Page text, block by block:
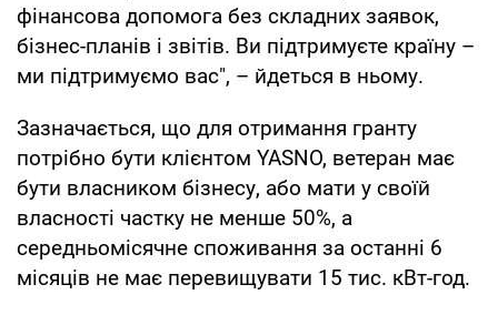
фінансова допомога без складних заявок,
бізнес-планів і звітів. Ви підтримуєте країну –
ми підтримуємо вас", – йдеться в ньому.
Зазначається, що для отримання гранту
потрібно бути клієнтом YASNO, ветеран має
бути власником бізнесу, або мати у своїй
власності частку не менше 50%, а
середньомісячне споживання за останні 6
місяців не має перевищувати 15 тис. кВт-год.